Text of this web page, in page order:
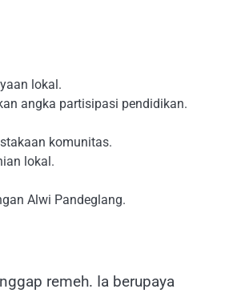
lokal.
angka partisipasi pendidikan.
komunitas.
lokal.
Alwi Pandeglang.
remeh. Ia berupaya